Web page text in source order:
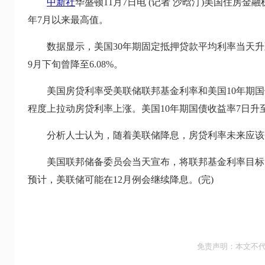
中新社华盛顿11月7日电 (记者 沙晗汀)美国住房金
年7月以来最高值。
数据显示，美国30年期固定抵押贷款平均利率当天升
9月下旬曾降至6.08%。
美国房贷利率受美联储联邦基金利率和美国10年期国
程度上拉动房贷利率上涨。美国10年期国债收益率7日升
分析人士认为，随着美联储降息，房贷利率未来应该
美国联邦储备委员会当天宣布，将联邦基金利率目标
预计，美联储可能在12月例会继续降息。(完)
免责声明：本文不